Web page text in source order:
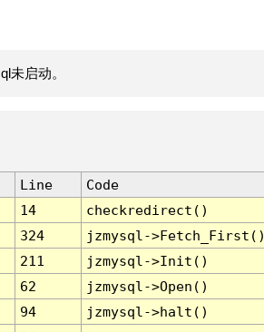
未启动。
Line
Code
14
checkredirect()
324
jzmysql-
211
jzmysql->Init()
62
jzmysql->Open()
94
jzmysql->halt()